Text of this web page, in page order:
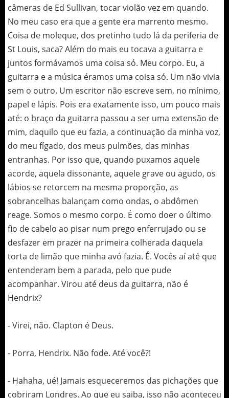
câmeras de Ed Sullivan, tocar violão vez em quando.
No meu caso era que a gente era marrento mesmo.
Coisa de moleque, dos pretinho tudo lá da periferia de
St Louis, saca? Além do mais eu tocava a guitarra e
juntos formávamos uma coisa só. Meu corpo. Eu, a
guitarra e a música éramos uma coisa só. Um não vivia
sem o outro. Um escritor não escreve sem, no mínimo,
papel e lápis. Pois era exatamente isso, um pouco mais
até: o braço da guitarra passou a ser uma extensão de
mim, daquilo que eu fazia, a continuação da minha voz,
do meu fígado, dos meus pulmões, das minhas
entranhas. Por isso que, quando puxamos aquele
acorde, aquela dissonante, aquele grave ou agudo, os
lábios se retorcem na mesma proporção, as
sobrancelhas balançam como ondas, o abdômen
reage. Somos o mesmo corpo. É como doer o último
fio de cabelo ao pisar num prego enferrujado ou se
desfazer em prazer na primeira colherada daquela
torta de limão que minha avó fazia. É. Vocês aí até que
entenderam bem a parada, pelo que pude
acompanhar. Virou até deus da guitarra, não é
Hendrix?
- Virei, não. Clapton é Deus.
- Porra, Hendrix. Não fode. Até você?!
- Hahaha, ué! Jamais esqueceremos das pichações que
cobriram Londres. Ao que eu saiba, isso não aconteceu